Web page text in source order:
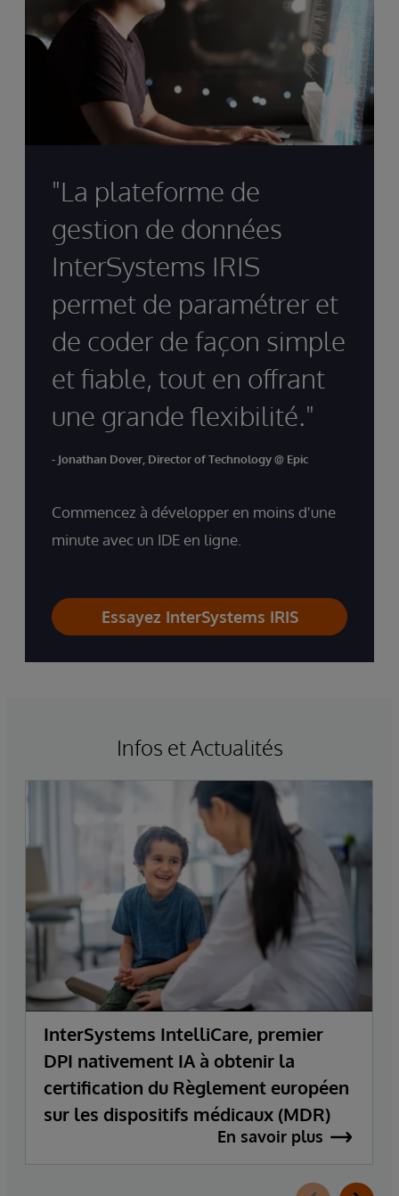
"La plateforme de
gestion de données
InterSystems IRIS
permet de paramétrer et
de coder de façon simple
et fiable, tout en offrant
une grande flexibilité."
- Jonathan Dover, Director of Technology @ Epic
Commencez à développer en moins d'une
minute avec un IDE en ligne.
Essayez InterSystems IRIS
Infos et Actualités
InterSystems IntelliCare, premier
DPI nativement IA à obtenir la
certification du Règlement européen
sur les dispositifs médicaux (MDR)
En savoir plus